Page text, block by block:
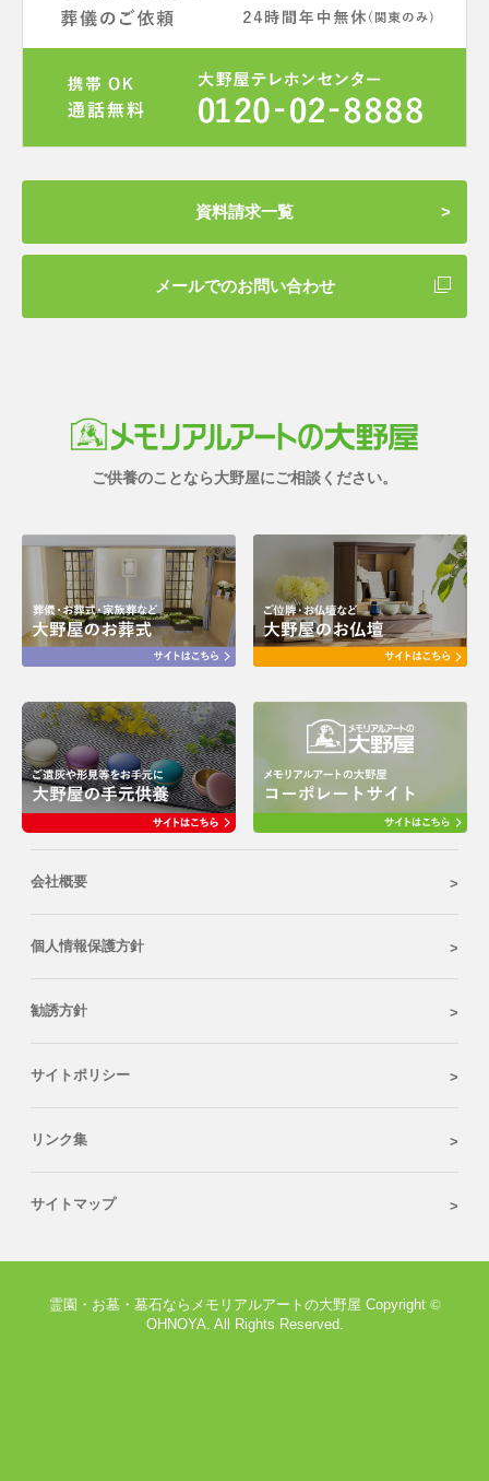
資料請求一覧
メールでのお問い合わせ
ご供養のことなら大野屋にご相談ください。
会社概要
個人情報保護方針
勧誘方針
サイトポリシー
リンク集
サイトマップ
霊園・お墓・墓石ならメモリアルアートの大野屋 Copyright ©
OHNOYA. All Rights Reserved.